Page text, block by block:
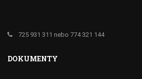
725 931 311 nebo 774 321 144
DOKUMENTY